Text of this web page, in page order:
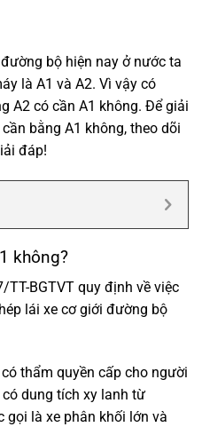
bộ hiện nay ở nước ta
là A1 và A2. Vì vậy có
A2 có cần A1 không. Để giải
bằng A1 không, theo dõi
đáp!
không?
BGTVT quy định về việc
lái xe cơ giới đường bộ
thẩm quyền cấp cho người
dung tích xy lanh từ
gọi là xe phân khối lớn và